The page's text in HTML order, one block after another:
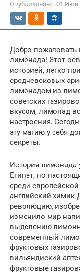
Опубликовано: 01 Июн
Добро пожаловать
лимонада! Этот
историей, легко
средневековых
лимонадом из
советских
вкусом, лимонад
настроения.
эту магию у себя
секреты.
История лимонада
Египет, но
среди европейской
английский химик
революцию,
изменило мир
выделению
современный
фруктовых
вильяндиский
фруктовые